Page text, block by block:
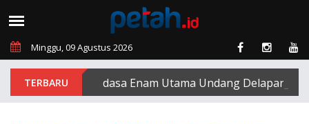
Minggu, 09 Agustus 2026
PT Padasa Enam Utama Undang Delapan Eks